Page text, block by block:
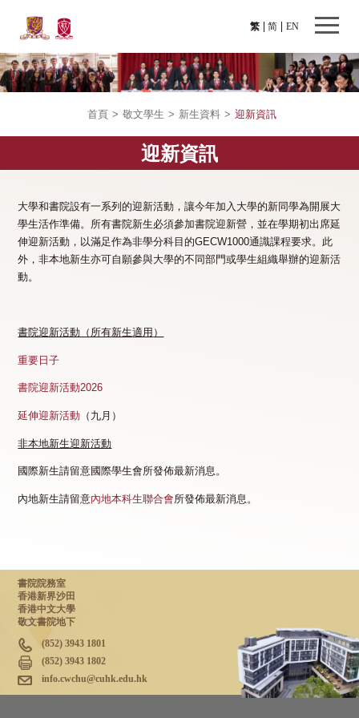
繁 EN
简
首頁 > 敬文學生 > 新生資料 > 迎新資訊
迎新資訊
大學和書院設有一系列的迎新活動，讓今年加入大學的新同學為開展大
學生活作準備。所有書院新生必須參加書院迎新營，並在學期初出席延
伸迎新活動，以滿足作為非學分科目的GECW1000通識課程要求。此
外，非本地新生亦可自願參與大學的不同部門或學生組織舉辦的迎新活
動。
書院迎新活動（所有新生適用 ）
重要日子
書院迎新活動2026
延伸迎新活動 （九月）
非本地新生迎新活動
國際新生請留意國際學生會所發佈最新消息。
內地新生請留意內地本科生聯合會所發佈最新消息。
書院院務室
香港新界沙田
香港中文大學
敬文書院地下
(852) 3943 1801
(852) 3943 1802
info.cwchu@cuhk.edu.hk